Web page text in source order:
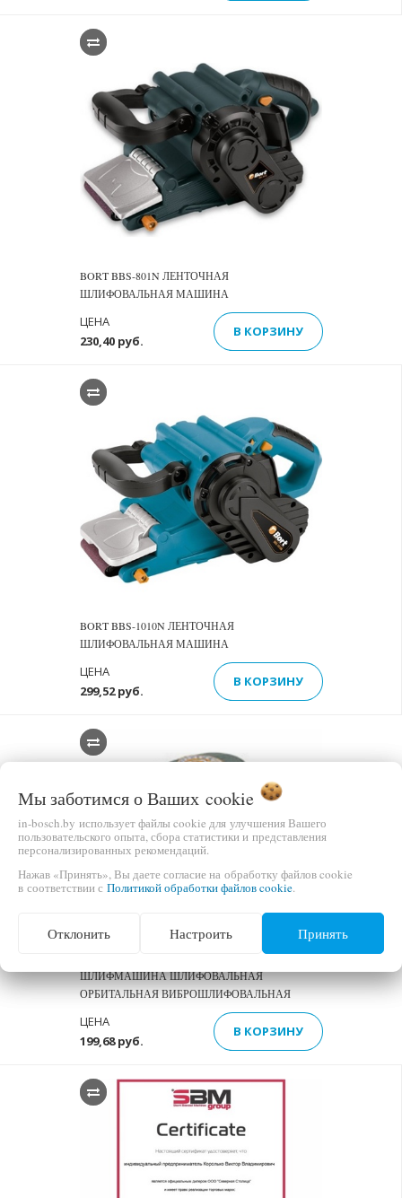
BORT BBS-801N ЛЕНТОЧНАЯ
ШЛИФОВАЛЬНАЯ МАШИНА
230,40 руб.
ЦЕНА
В КОРЗИНУ
BORT BBS-1010N ЛЕНТОЧНАЯ
ШЛИФОВАЛЬНАЯ МАШИНА
299,52 руб.
ЦЕНА
В КОРЗИНУ
ШЛИФМАШИНА ШЛИФОВАЛЬНАЯ
ОРБИТАЛЬНАЯ ВИБРОШЛИФОВАЛЬНАЯ
199,68 руб.
ЦЕНА
В КОРЗИНУ
Мы заботимся о Ваших cookie
in-bosch.by использует файлы cookie для улучшения Вашего
пользовательского опыта, сбора статистики и представления
персонализированных рекомендаций.
Нажав «Принять», Вы даете согласие на обработку файлов cookie
в соответствии с Политикой обработки файлов cookie.
Отклонить Настроить Принять